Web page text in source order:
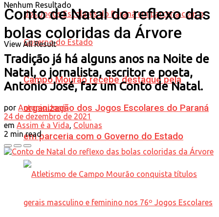
Campo Mourão recebe destaque pela
organização dos Jogos Escolares do Paraná
em parceria com o Governo do Estado
Nenhum Resultado
View All Result
Conto de Natal do reflexo das
bolas coloridas da Árvore
Tradição já há alguns anos na Noite de
Natal, o jornalista, escritor e poeta,
Antonio José, faz um Conto de Natal.
por Antonio José
24 de dezembro de 2021
em Assim é a Vida, Colunas
2 min read